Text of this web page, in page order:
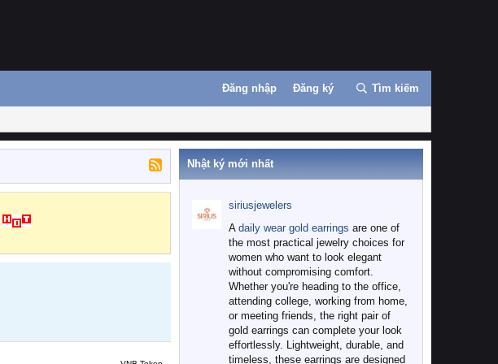
Đăng nhập Đăng ký Tìm kiếm
Nhật ký mới nhất
siriusjewelers
A daily wear gold earrings are one of
the most practical jewelry choices for
women who want to look elegant
without compromising comfort.
Whether you're heading to the office,
attending college, working from home,
or meeting friends, the right pair of
gold earrings can complete your look
effortlessly. Lightweight, durable, and
timeless, these earrings are designed